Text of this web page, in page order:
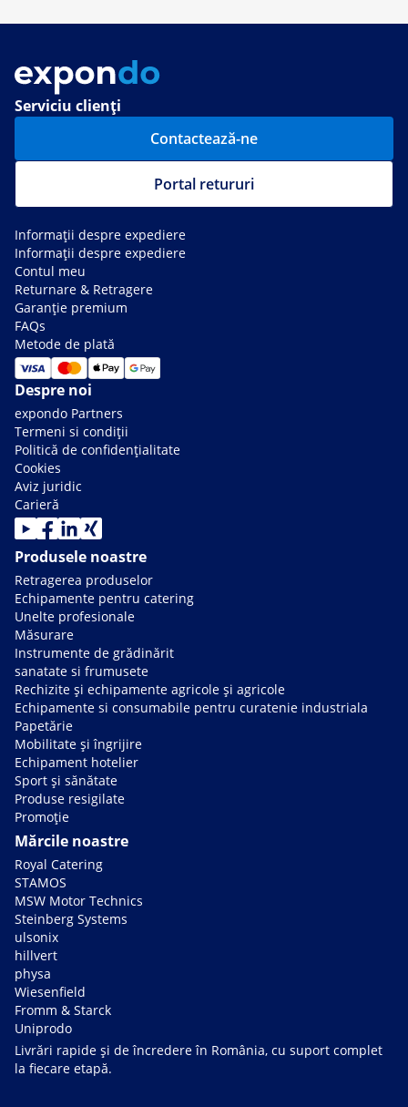
Serviciu clienți
Contactează-ne
Portal retururi
Informații despre expediere
Informații despre expediere
Contul meu
Returnare & Retragere
Garanție premium
FAQs
Metode de plată
Despre noi
expondo Partners
Termeni si condiții
Politică de confidențialitate
Cookies
Aviz juridic
Carieră
Produsele noastre
Retragerea produselor
Echipamente pentru catering
Unelte profesionale
Măsurare
Instrumente de grădinărit
sanatate si frumusete
Rechizite și echipamente agricole și agricole
Echipamente si consumabile pentru curatenie industriala
Papetărie
Mobilitate și îngrijire
Echipament hotelier
Sport și sănătate
Produse resigilate
Promoție
Mărcile noastre
Royal Catering
STAMOS
MSW Motor Technics
Steinberg Systems
ulsonix
hillvert
physa
Wiesenfield
Fromm & Starck
Uniprodo
Livrări rapide și de încredere în România, cu suport complet
la fiecare etapă.